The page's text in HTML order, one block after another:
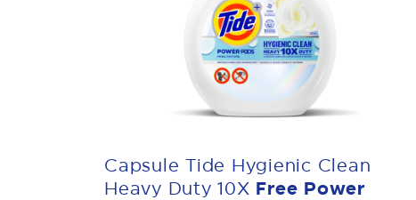
Capsule Tide Hygienic Clean
Heavy Duty 10X Free Power